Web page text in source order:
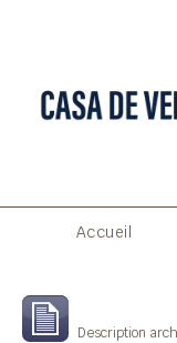
Accueil
Description